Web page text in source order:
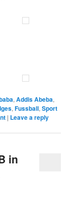
,Addis Abeba,
,Fussball,Sport
| Leave a reply
in